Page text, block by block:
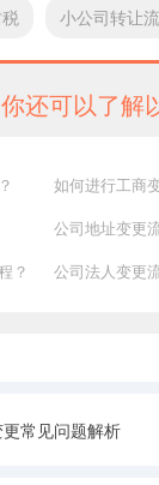
小公司转让
还可以了解
如何进行工商
公司地址变更
？
公司法人变更
常见问题解析